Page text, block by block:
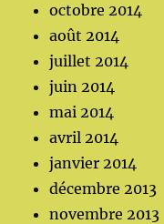
octobre 2014
août 2014
juillet 2014
juin 2014
mai 2014
avril 2014
janvier 2014
décembre 2013
novembre 2013